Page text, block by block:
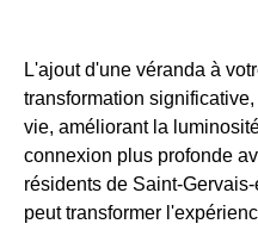
L'ajout d'une véranda à
transformation
vie, améliorant la
connexion plus profonde
résidents de Saint-
peut transformer